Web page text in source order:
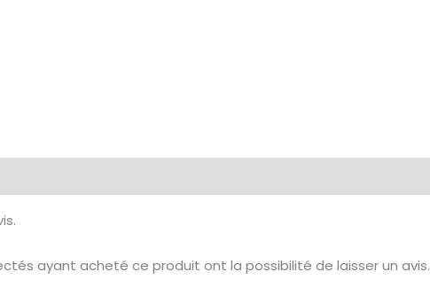
ayant acheté ce produit ont la possibilité de laisser un avis.